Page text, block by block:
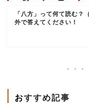
「八方」って何て読む？
外で答えてください！
おすすめ記事